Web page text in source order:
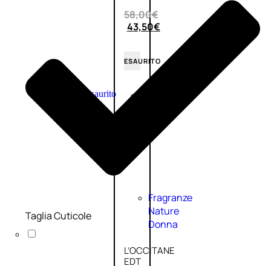
58,00€
43,50€
ESAURITO
Esaurito
Fragranze
Nature
Donna
L’OCCITANE
EDT
Taglia Cuticole